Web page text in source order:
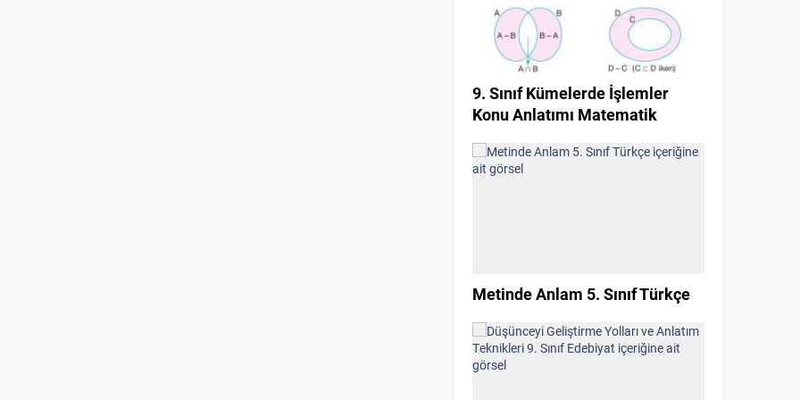
9. Sınıf Kümelerde İşlemler
Konu Anlatımı Matematik
Metinde Anlam 5. Sınıf Türkçe